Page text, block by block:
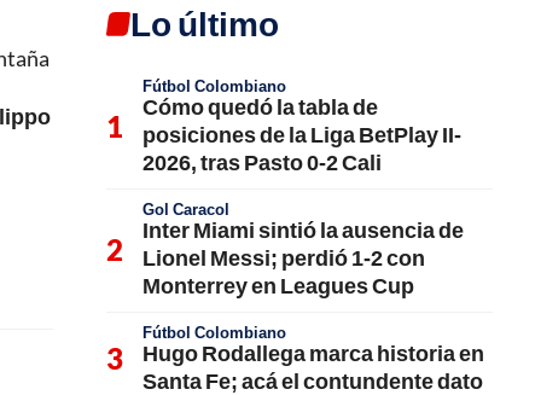
Lo último
Fútbol Colombiano
Cómo quedó la tabla de
posiciones de la Liga BetPlay II-
2026, tras Pasto 0-2 Cali
Gol Caracol
Inter Miami sintió la ausencia de
Lionel Messi; perdió 1-2 con
Monterrey en Leagues Cup
Fútbol Colombiano
Hugo Rodallega marca historia en
Santa Fe; acá el contundente dato